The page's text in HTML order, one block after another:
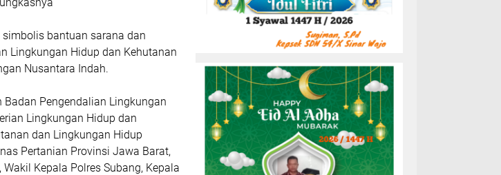
bantuan sarana dan
Lingkungan Hidup dan Kehutanan
Nusantara Indah.
Pengendalian Lingkungan
Lingkungan Hidup dan
dan Lingkungan Hidup
Pertanian Provinsi Jawa Barat,
Kepala Polres Subang, Kepala